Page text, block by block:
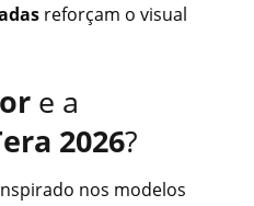
reforçam o visual
e a
2026?
nos modelos